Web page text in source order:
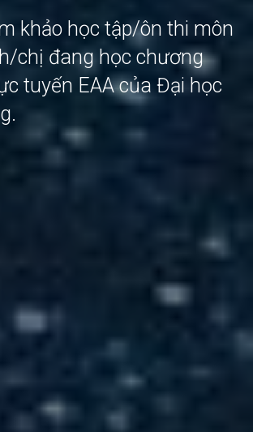
khảo học tập/ôn thi môn
chị đang học chương
tuyến EAA của Đại học